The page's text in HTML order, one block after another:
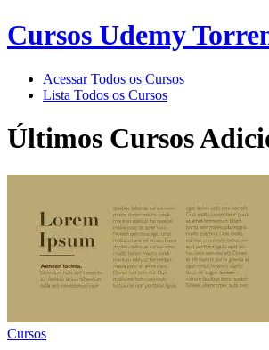
Cursos Udemy
Acessar Todos os Cursos
Lista Todos os Cursos
Últimos Cursos
Cursos